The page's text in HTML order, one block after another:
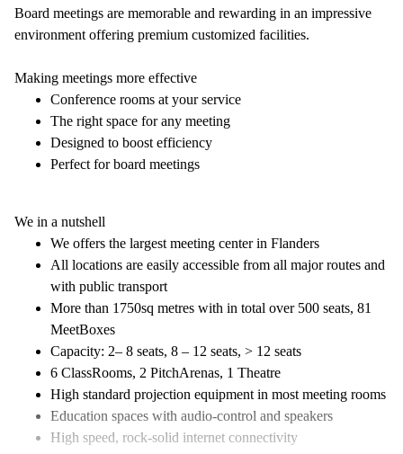
Board meetings are memorable and rewarding in an impressive
environment offering premium customized facilities.
Making meetings more effective
Conference rooms at your service
The right space for any meeting
Designed to boost efficiency
Perfect for board meetings
We in a nutshell
We offers the largest meeting center in Flanders
All locations are easily accessible from all major routes and
with public transport
More than 1750sq metres with in total over 500 seats, 81
MeetBoxes
Capacity: 2– 8 seats, 8 – 12 seats, > 12 seats
6 ClassRooms, 2 PitchArenas, 1 Theatre
High standard projection equipment in most meeting rooms
Education spaces with audio-control and speakers
High speed, rock-solid internet connectivity